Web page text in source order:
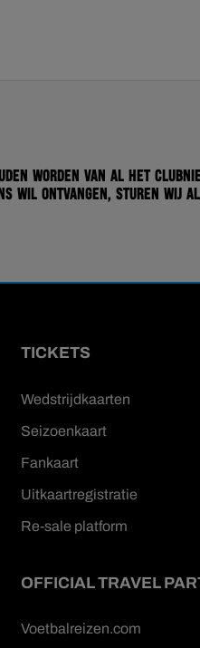
worden van al het
wil ontvangen, sturen wij
TICKETS
Wedstrijdkaarten
Seizoenkaart
Fankaart
Uitkaartregistratie
Re-sale platform
OFFICIAL TRAVEL
Voetbalreizen.com